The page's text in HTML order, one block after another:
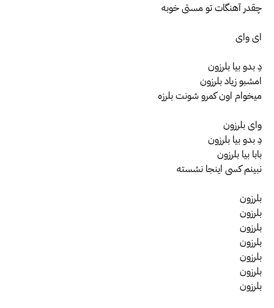
چقدر آهنگات تو مستی خوبه
ای وای
دِ بدو بیا بلرزون
امشبو زیاد بلرزون
میخوام اون کمرو شونت بلرزه
وای بلرزون
دِ بدو بیا بلرزون
بابا بیا بلرزون
نبینم کسی اینجا نشسته
بلرزون
بلرزون
بلرزون
بلرزون
بلرزون
بلرزون
بلرزون